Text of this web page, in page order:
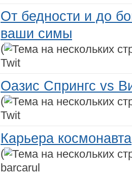
От бедности и до
ваши симы
(
Twit
Оазис Спрингс vs
(
Twit
Карьера космонавта
(
barcarul